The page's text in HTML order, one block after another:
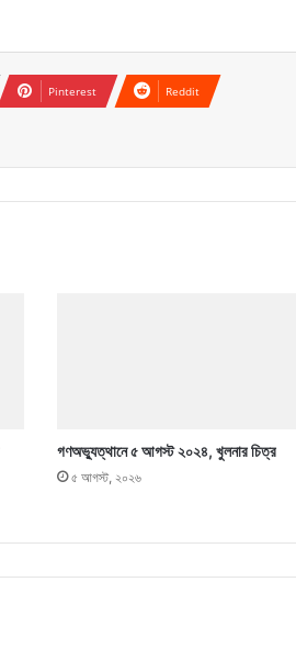
Pinterest Reddit
গণঅভ্যুত্থানে ৫ আগস্ট ২০২৪, খুলনার চিত্র
৫ আগস্ট, ২০২৬